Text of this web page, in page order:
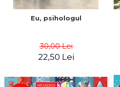
Eu, psihologul
30,00 Lei
22,50 Lei